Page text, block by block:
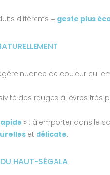
différents = geste plus
nuance de couleur qui
des rouges à lèvres très
» : à emporter dans le
et délicate.
DU HAUT-SÉGALA